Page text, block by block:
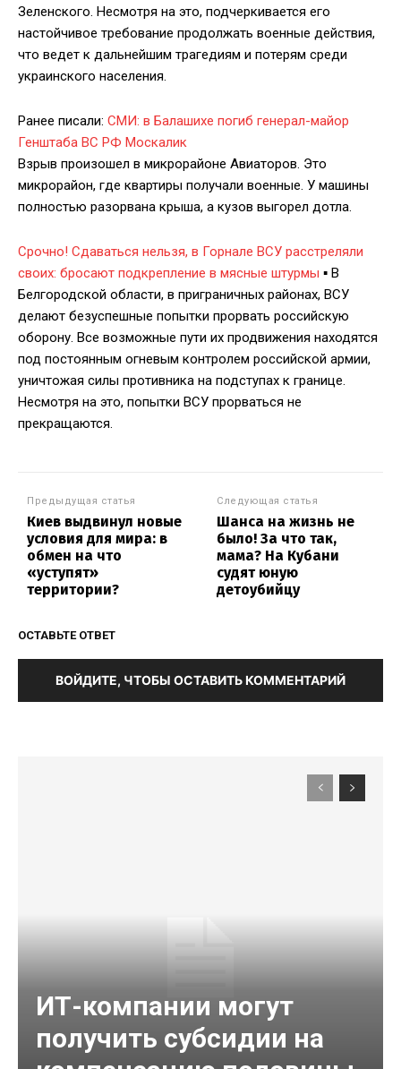
Зеленского. Несмотря на это, подчеркивается его
настойчивое требование продолжать военные действия,
что ведет к дальнейшим трагедиям и потерям среди
украинского населения.
Ранее писали: СМИ: в Балашихе погиб генерал-майор
Генштаба ВС РФ Москалик
Взрыв произошел в микрорайоне Авиаторов. Это
микрорайон, где квартиры получали военные. У машины
полностью разорвана крыша, а кузов выгорел дотла.
Срочно! Сдаваться нельзя, в Горнале ВСУ расстреляли
своих: бросают подкрепление в мясные штурмы ▪️ В
Белгородской области, в приграничных районах, ВСУ
делают безуспешные попытки прорвать российскую
оборону. Все возможные пути их продвижения находятся
под постоянным огневым контролем российской армии,
уничтожая силы противника на подступах к границе.
Несмотря на это, попытки ВСУ прорваться не
прекращаются.
Предыдущая статья
Киев выдвинул новые
условия для мира: в
обмен на что
«уступят»
территории?
Следующая статья
Шанса на жизнь не
было! За что так,
мама? На Кубани
судят юную
детоубийцу
ОСТАВЬТЕ ОТВЕТ
ВОЙДИТЕ, ЧТОБЫ ОСТАВИТЬ КОММЕНТАРИЙ
ИТ-компании могут
получить субсидии на